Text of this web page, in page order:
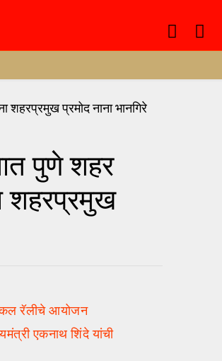
पुणे शहर
शहरप्रमुख
रॅलीचे आयोजन
एकनाथ शिंदे यांची